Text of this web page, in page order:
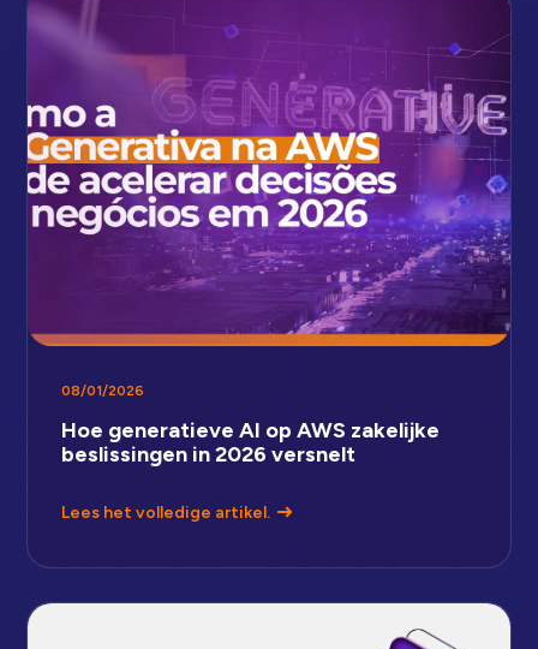
08/01/2026
Hoe generatieve AI op AWS zakelijke
beslissingen in 2026 versnelt
Lees het volledige artikel.